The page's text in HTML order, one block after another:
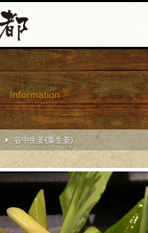
Information
谷中生姜(葉生姜)